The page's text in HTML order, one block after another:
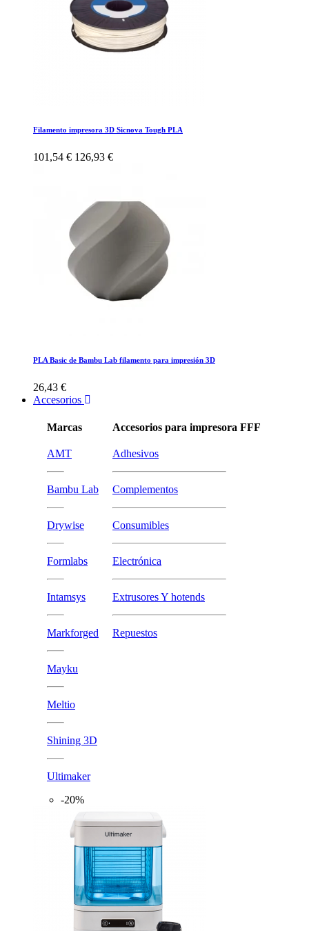
Filamento impresora 3D Sicnova Tough PLA
101,54 € 126,93 €
PLA Basic de Bambu Lab filamento para impresión 3D
26,43 €
Accesorios
Marcas
AMT
Bambu Lab
Drywise
Formlabs
Intamsys
Markforged
Mayku
Meltio
Shining 3D
Ultimaker
Accesorios para impresora FFF
Adhesivos
Complementos
Consumibles
Electrónica
Extrusores Y hotends
Repuestos
-20%